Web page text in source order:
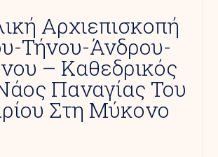
Αρχιεπισκοπή
Τήνου-Άνδρου-
– Καθεδρικός
Παναγίας Του
Στη Μύκονο